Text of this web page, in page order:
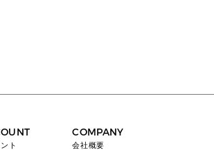
ト
COMPANY
会社概要